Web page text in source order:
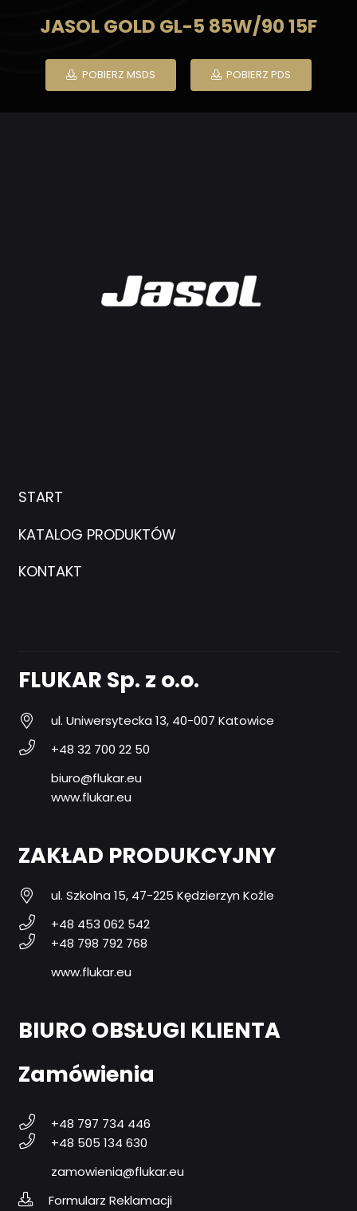
JASOL GOLD GL-5 85W/90 15F
POBIERZ MSDS POBIERZ PDS
START
KATALOG PRODUKTÓW
KONTAKT
FLUKAR Sp. z o.o.
ul. Uniwersytecka 13, 40-007 Katowice
+48 32 700 22 50
biuro@flukar.eu
www.flukar.eu
ZAKŁAD PRODUKCYJNY
ul. Szkolna 15, 47-225 Kędzierzyn Koźle
+48 453 062 542
+48 798 792 768
www.flukar.eu
BIURO OBSŁUGI KLIENTA
Zamówienia
+48 797 734 446
+48 505 134 630
zamowienia@flukar.eu
Formularz Reklamacji